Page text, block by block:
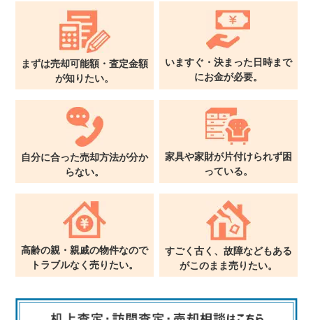
関西支社 0120-711-018
まずは売却可能額・査定金額
が知りたい。
いますぐ・決まった日時まで
にお金が必要。
自分に合った売却方法が分か
らない。
家具や家財が片付けられず困
っている。
高齢の親・親戚の物件なので
トラブルなく売りたい。
すごく古く、故障などもある
がこのまま売りたい。